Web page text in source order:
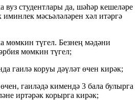
вуз студентлары да, шәһәр кешеләре
иминлек мәсьәләләрен хәл итәргә
мөмкин түгел. Безнең мәдәни
мөмкин түгел;
гаилә коруы дәүләт өчен кирәк;
гаиләдә кимендә 3 бала булырга
иртәрәк корырга кирәк;